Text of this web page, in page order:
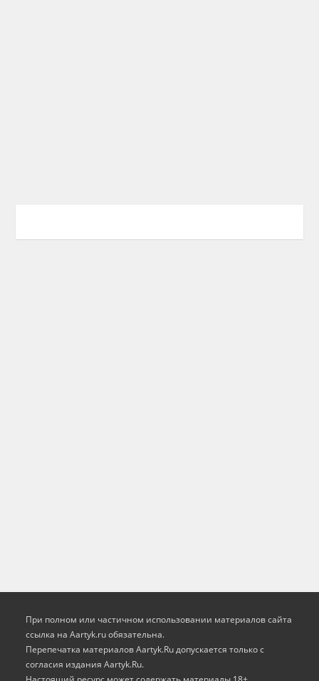
При полном или частичном использовании материалов сайта
ссылка на Aartyk.ru oбязательна.
Перепечатка материалов Aartyk.Ru допускается только с
согласия издания Aartyk.Ru.